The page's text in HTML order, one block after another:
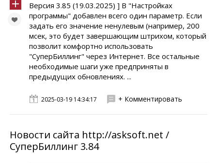
Версия 3.85 (19.03.2025) ] В "Настройках
программы" добавлен всего один параметр. Если
задать его значение ненулевым (например, 200
мсек, это будет завершающим штрихом, который
позволит комфортно использовать
"СуперБиллинг" через Интернет. Все остальные
необходимые шаги уже предприняты в
предыдущих обновлениях. ...
2025-03-19 14:34:17 + Комментировать
Новости сайта http://asksoft.net /
СуперБиллинг 3.84